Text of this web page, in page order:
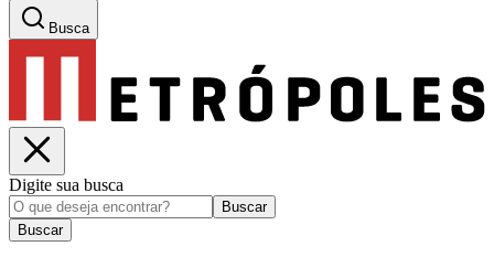
Busca
Digite sua busca
Buscar
Buscar